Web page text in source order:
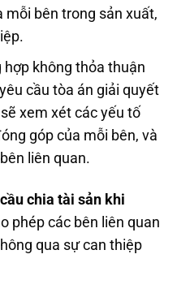
mỗi bên trong sản xuất,
hợp không thỏa thuận
cầu tòa án giải quyết
xem xét các yếu tố
góp của mỗi bên, và
liên quan.
chia tài sản khi
phép các bên liên quan
qua sự can thiệp